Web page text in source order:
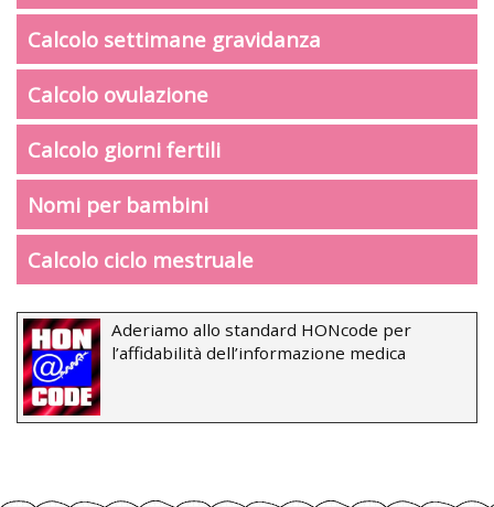
Calcolo settimane gravidanza
Calcolo ovulazione
Calcolo giorni fertili
Nomi per bambini
Calcolo ciclo mestruale
Aderiamo allo standard HONcode per
l’affidabilità dell’informazione medica